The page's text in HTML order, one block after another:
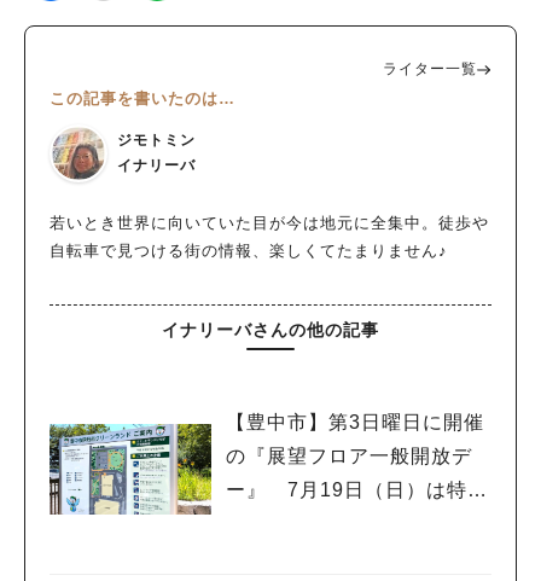
ライター一覧
この記事を書いたのは…
ジモトミン
イナリーバ
若いとき世界に向いていた目が今は地元に全集中。徒歩や
自転車で見つける街の情報、楽しくてたまりません♪
イナリーバさんの他の記事
【豊中市】第3日曜日に開催
の『展望フロア一般開放デ
ー』 7月19日（日）は特別